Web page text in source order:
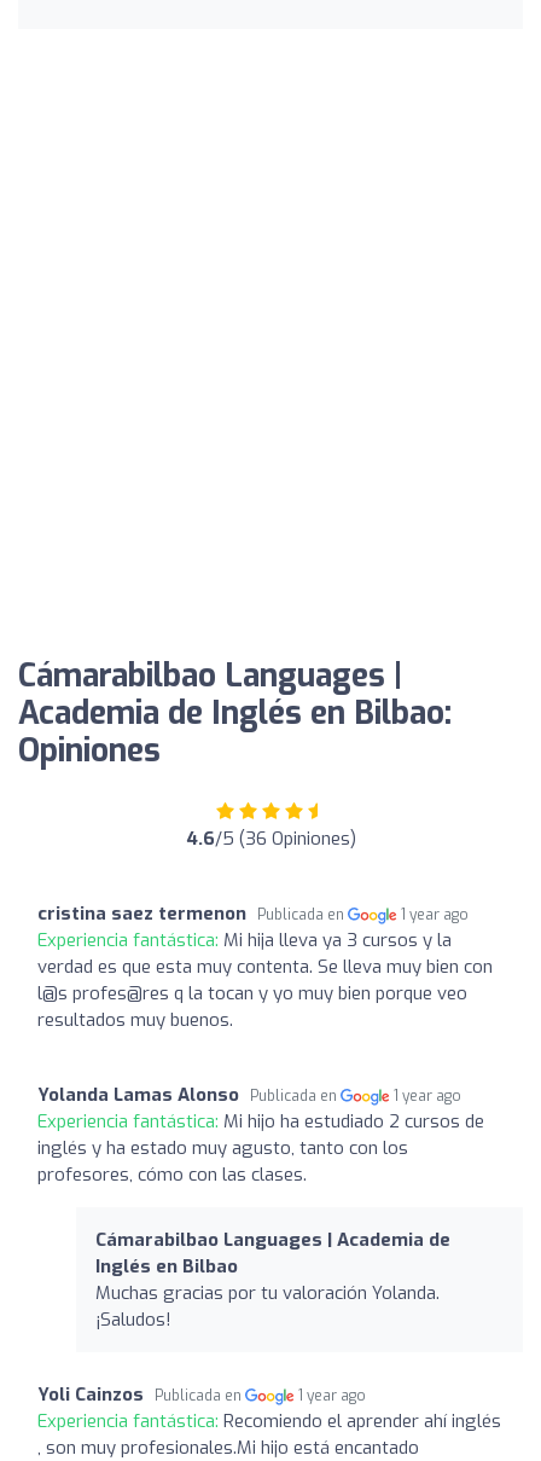
Cámarabilbao Languages |
Academia de Inglés en Bilbao:
Opiniones
4.6/5 (36 Opiniones)
cristina saez termenon Publicada en 1 year ago
Experiencia fantástica: Mi hija lleva ya 3 cursos y la
verdad es que esta muy contenta. Se lleva muy bien con
l@s profes@res q la tocan y yo muy bien porque veo
resultados muy buenos.
Yolanda Lamas Alonso Publicada en 1 year ago
Experiencia fantástica: Mi hijo ha estudiado 2 cursos de
inglés y ha estado muy agusto, tanto con los
profesores, cómo con las clases.
Cámarabilbao Languages | Academia de
Inglés en Bilbao
Muchas gracias por tu valoración Yolanda.
¡Saludos!
Yoli Cainzos Publicada en 1 year ago
Experiencia fantástica: Recomiendo el aprender ahí inglés
, son muy profesionales.Mi hijo está encantado